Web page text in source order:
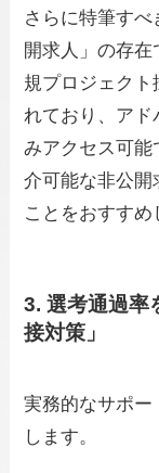
さらに特筆す
開求人」の存
規プロジェクト
れており、ア
みアクセス可能
介可能な非公開
ことをおすすめ
3. 選考通過率
接対策」
実務的なサポ
します。